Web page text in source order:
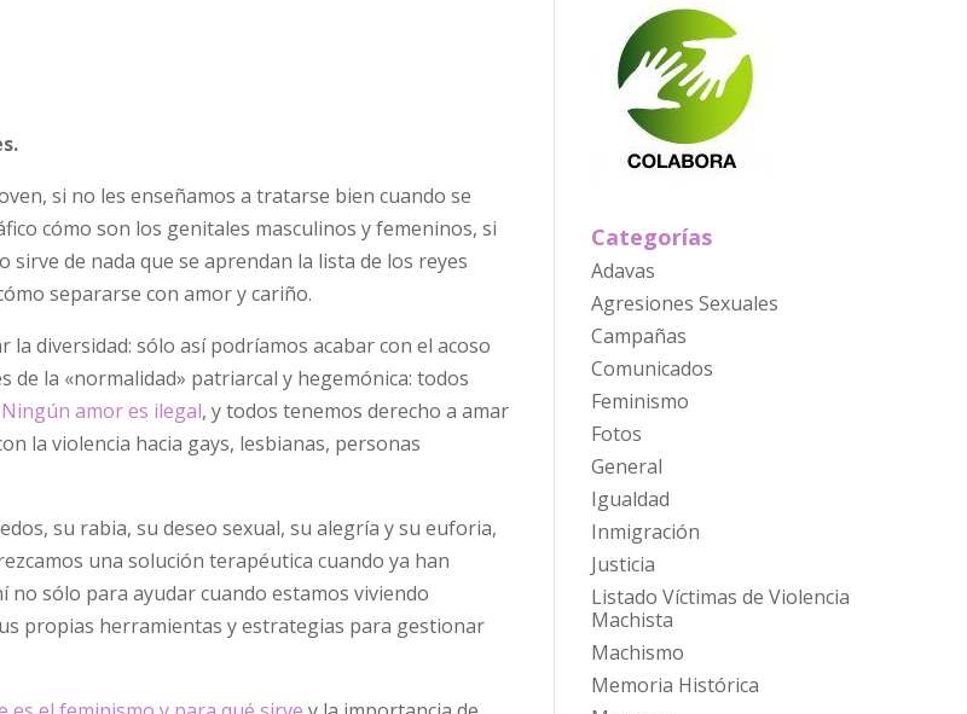
si no les enseñamos a tratarse bien cuando se
cómo son los genitales masculinos y femeninos, si
de nada que se aprendan la lista de los reyes
separarse con amor y cariño.
diversidad: sólo así podríamos acabar con el acoso
de la «normalidad» patriarcal y hegemónica: todos
Ningún amor es ilegal, y todos tenemos derecho a amar
la violencia hacia gays, lesbianas, personas
su rabia, su deseo sexual, su alegría y su euforia,
una solución terapéutica cuando ya han
sólo para ayudar cuando estamos viviendo
propias herramientas y estrategias para gestionar
Categorías
Adavas
Agresiones Sexuales
Campañas
Comunicados
Feminismo
Fotos
General
Igualdad
Inmigración
Justicia
Listado Víctimas de Violencia
Machista
Machismo
Memoria Histórica